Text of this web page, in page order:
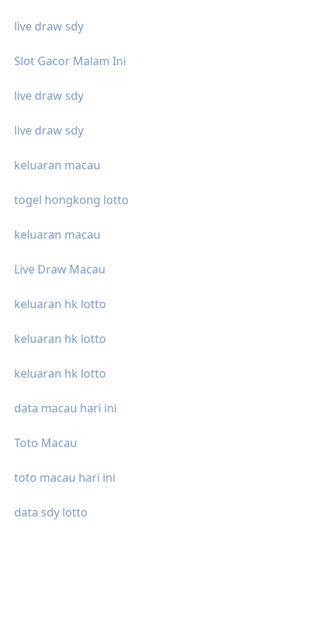
live draw sdy
Slot Gacor Malam Ini
live draw sdy
live draw sdy
keluaran macau
togel hongkong lotto
keluaran macau
Live Draw Macau
keluaran hk lotto
keluaran hk lotto
keluaran hk lotto
data macau hari ini
Toto Macau
toto macau hari ini
data sdy lotto